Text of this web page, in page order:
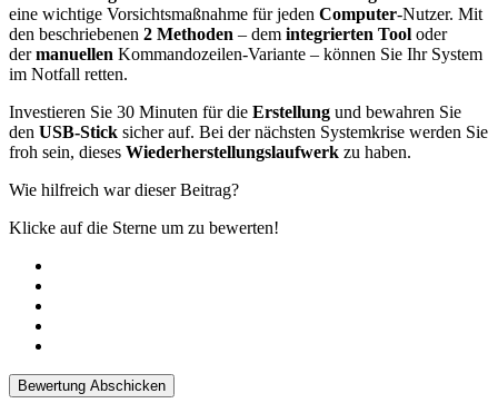
eine wichtige Vorsichtsmaßnahme für jeden Computer-Nutzer. Mit
den beschriebenen 2 Methoden – dem integrierten Tool oder
dermanuellen Kommandozeilen-Variante – können Sie Ihr System
im Notfall retten.​
Investieren Sie 30 Minuten für die Erstellung und bewahren Sie
den USB-Stick sicher auf. Bei der nächsten Systemkrise werden Sie
froh sein, dieses Wiederherstellungslaufwerk zu haben.
Wie hilfreich war dieser Beitrag?
Klicke auf die Sterne um zu bewerten!
Bewertung Abschicken